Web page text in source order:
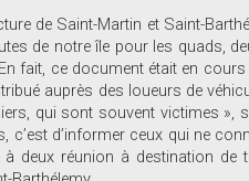
de Saint-Martin et Saint-
de notre île pour les quads,
fait, ce document était en cours
auprès des loueurs de
qui sont souvent victimes »,
c’est d’informer ceux qui ne
à deux réunion à destination de